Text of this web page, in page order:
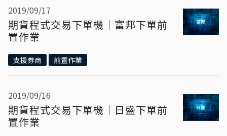
2019/09/17
期貨程式交易下單機｜富邦下單前
置作業
支援券商 前置作業
2019/09/16
期貨程式交易下單機｜日盛下單前
置作業